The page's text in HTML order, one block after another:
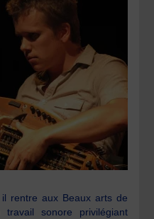
rentre aux Beaux arts de
sonore privilégiant